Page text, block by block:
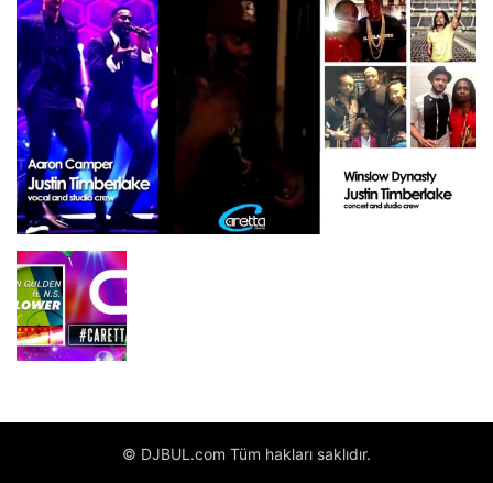
© DJBUL.com Tüm hakları saklıdır.